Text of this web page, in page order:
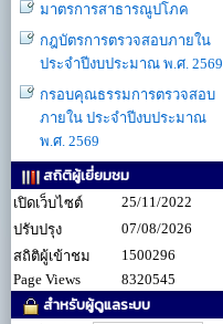
มาตรการสาธารณูปโภค
กฎบัตรการตรวจสอบภายใน
ประจำปีงบประมาณ พ.ศ. 2569
กรอบคุณธรรมการตรวจสอบ
ภายใน ประจำปีงบประมาณ
พ.ศ. 2569
สถิติผู้เยี่ยมชม
เปิดเว็บไซต์
25/11/2022
ปรับปรุง
07/08/2026
สถิติผู้เข้าชม
1500296
Page Views
8320545
สำหรับผู้ดูแลระบบ